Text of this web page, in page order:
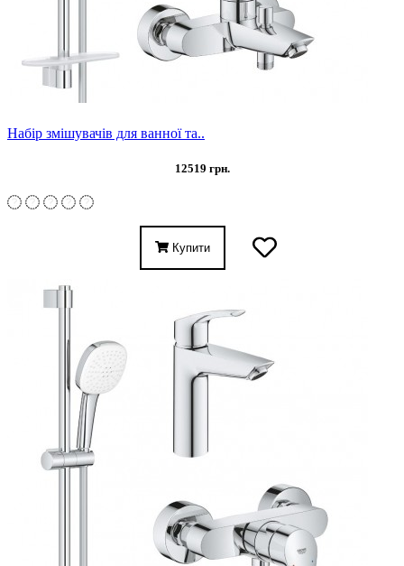
Набір змішувачів для ванної та..
12519 грн.
Купити